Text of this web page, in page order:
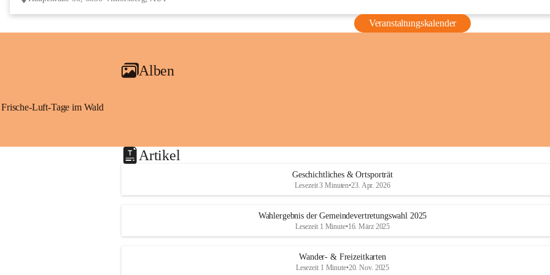
Veranstaltungskalender
Alben
Frische-Luft-Tage im Wald
Artikel
Geschichtliches & Ortsporträt
Lesezeit 3 Minuten•23. Apr. 2026
Wahlergebnis der Gemeindevertretungswahl 2025
Lesezeit 1 Minute•16. März 2025
Wander- & Freizeitkarten
Lesezeit 1 Minute•20. Nov. 2025